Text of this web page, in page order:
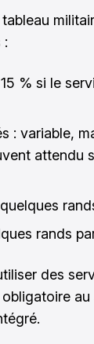
:
% si le
: variable,
attendu
rands
des
obligatoire